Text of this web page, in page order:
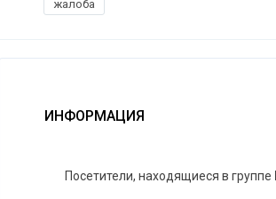
жалоба
ИНФОРМАЦИЯ
Посетители, находящиеся в группе